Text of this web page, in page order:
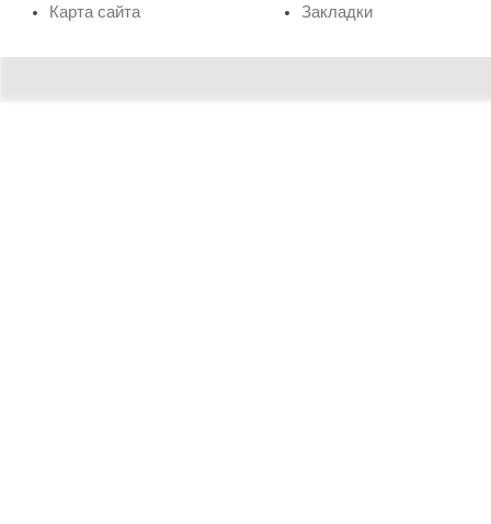
Карта сайта
Закладки